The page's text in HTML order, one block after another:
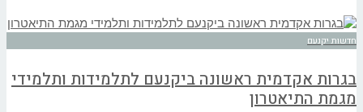
חדשות יקנעם
בגרות אקדמית ראשונה ביקנעם לתלמידות ותלמידי
מגמת התיאטרון